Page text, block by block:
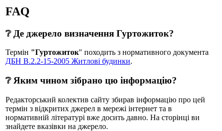
FAQ
❔ Де джерело визначення Гуртожиток?
Термін "Гуртожиток" походить з нормативного документа
ДБН В.2.2-15-2005 Житлові будинки.
❔ Яким чином зібрано цю інформацію?
Редакторський колектив сайту збирав інформацію про цей
термін з відкритих джерел в мережі інтернет та в
нормативній літературі вже досить давно. На сторінці ви
знайдете вказівки на джерело.